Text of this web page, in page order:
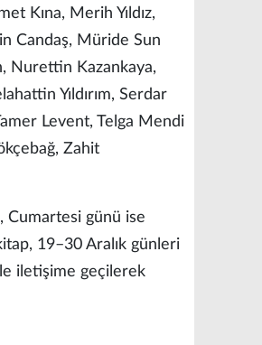
Kına, Merih Yıldız,
Candaş, Müride Sun
Nurettin Kazankaya,
Yıldırım, Serdar
Levent, Telga Mendi
Zahit
Cumartesi günü ise
19–30 Aralık günleri
iletişime geçilerek